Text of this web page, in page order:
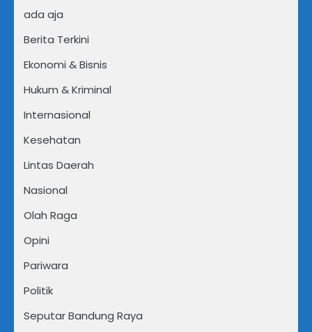
ada aja
Berita Terkini
Ekonomi & Bisnis
Hukum & Kriminal
Internasional
Kesehatan
Lintas Daerah
Nasional
Olah Raga
Opini
Pariwara
Politik
Seputar Bandung Raya